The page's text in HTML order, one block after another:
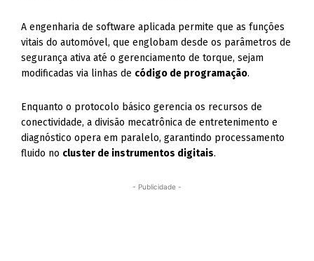
A engenharia de software aplicada permite que as funções
vitais do automóvel, que englobam desde os parâmetros de
segurança ativa até o gerenciamento de torque, sejam
modificadas via linhas de código de programação.
Enquanto o protocolo básico gerencia os recursos de
conectividade, a divisão mecatrônica de entretenimento e
diagnóstico opera em paralelo, garantindo processamento
fluido no cluster de instrumentos digitais.
- Publicidade -